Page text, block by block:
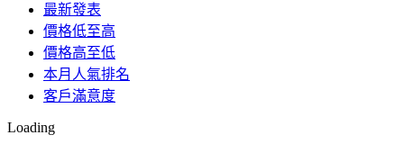
最新發表
價格低至高
價格高至低
本月人氣排名
客戶滿意度
Loading